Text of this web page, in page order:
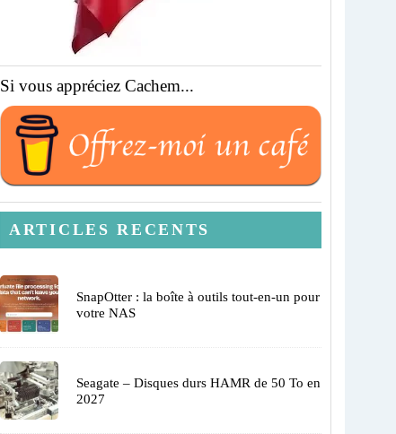
Si vous appréciez Cachem...
ARTICLES RECENTS
SnapOtter : la boîte à outils tout-en-un pour
votre NAS
Seagate – Disques durs HAMR de 50 To en
2027